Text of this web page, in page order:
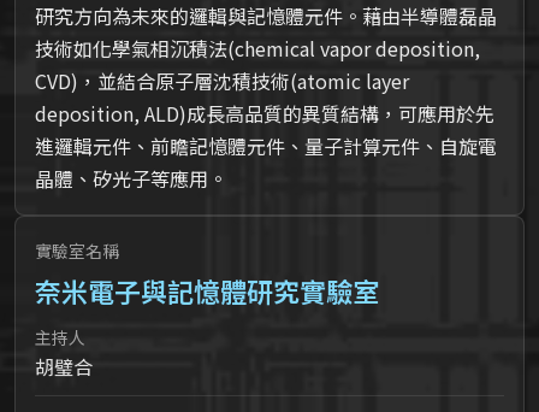
研究方向為未來的邏輯與記憶體元件。藉由半導體磊晶
技術如化學氣相沉積法(chemical vapor deposition,
CVD)，並結合原子層沈積技術(atomic layer
deposition, ALD)成長高品質的異質結構，可應用於先
進邏輯元件、前瞻記憶體元件、量子計算元件、自旋電
晶體、矽光子等應用。
實驗室名稱
奈米電子與記憶體研究實驗室
主持人
胡璧合